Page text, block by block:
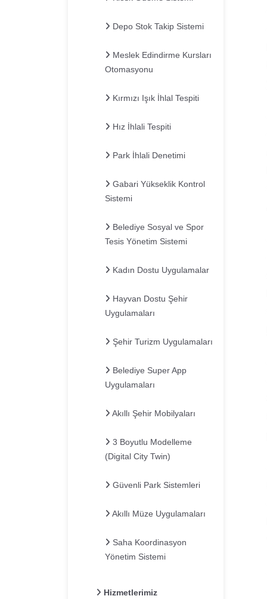
Depo Stok Takip Sistemi
Meslek Edindirme Kursları
Otomasyonu
Kırmızı Işık İhlal Tespiti
Hız İhlali Tespiti
Park İhlali Denetimi
Gabari Yükseklik Kontrol
Sistemi
Belediye Sosyal ve Spor
Tesis Yönetim Sistemi
Kadın Dostu Uygulamalar
Hayvan Dostu Şehir
Uygulamaları
Şehir Turizm Uygulamaları
Belediye Super App
Uygulamaları
Akıllı Şehir Mobilyaları
3 Boyutlu Modelleme
(Digital City Twin)
Güvenli Park Sistemleri
Akıllı Müze Uygulamaları
Saha Koordinasyon
Yönetim Sistemi
Hizmetlerimiz